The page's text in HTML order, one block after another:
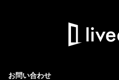
お問い合わせ